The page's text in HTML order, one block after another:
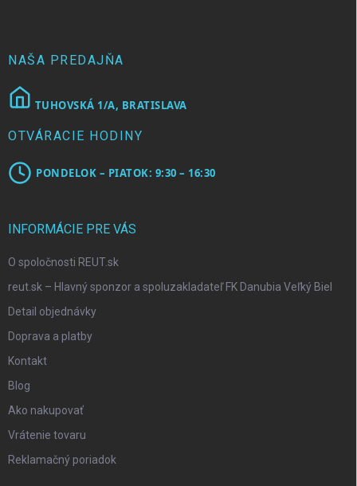
NAŠA PREDAJŇA
TUHOVSKÁ 1/A, BRATISLAVA
OTVÁRACIE HODINY
PONDELOK – PIATOK: 9:30 – 16:30
INFORMÁCIE PRE VÁS
O spoločnosti REUT.sk
reut.sk – Hlavný sponzor a spoluzakladateľ FK Danubia Veľký Biel
Detail objednávky
Doprava a platby
Kontakt
Blog
Ako nakupovať
Vrátenie tovaru
Reklamačný poriadok